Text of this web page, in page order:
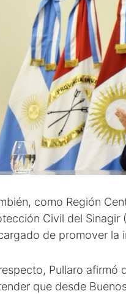
como Región
Civil del Sinagir
de promover la
Pullaro afirmó
que desde